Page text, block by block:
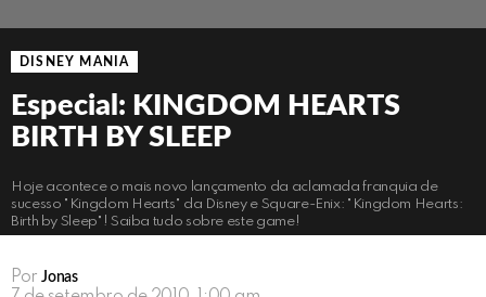
DISNEY MANIA
Especial: KINGDOM HEARTS
BIRTH BY SLEEP
Hoje acontece o mais novo lançamento da aclamada franquia de
sucesso "Kingdom Hearts" da Disney e Square-Enix: "Kingdom Hearts:
Birth by Sleep"! Saiba tudo sobre este game!
Por Jonas